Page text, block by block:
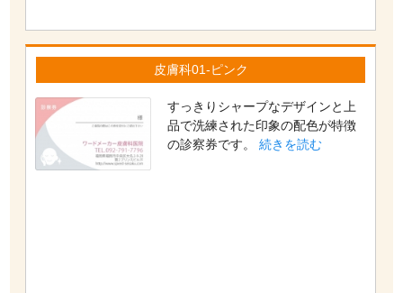
皮膚科01-ピンク
すっきりシャープなデザインと上
品で洗練された印象の配色が特徴
の診察券です。続きを読む